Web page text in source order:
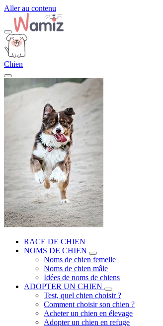
Aller au contenu
Chien
RACE DE CHIEN
NOMS DE CHIEN
Noms de chien femelle
Noms de chien mâle
Idées de noms de chiens
ADOPTER UN CHIEN
Test, quel chien choisir ?
Comment choisir son chien ?
Acheter un chien en élevage
Adopter un chien en refuge